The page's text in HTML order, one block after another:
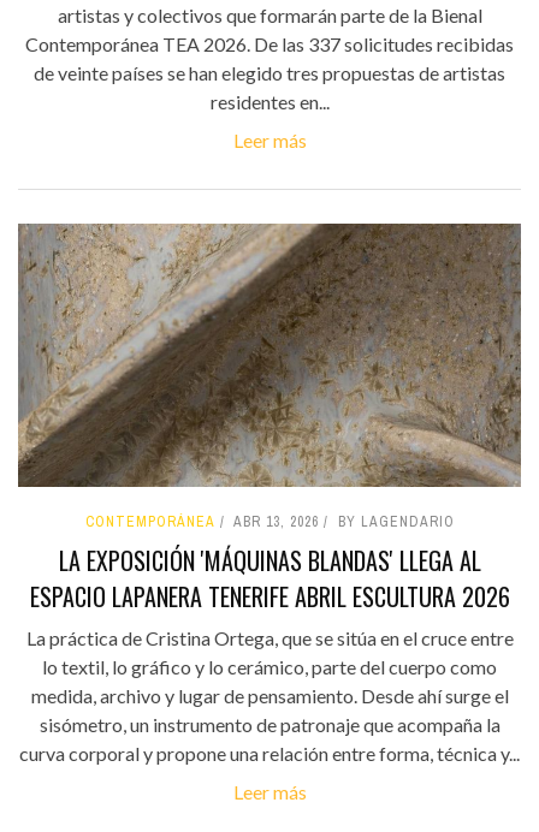
artistas y colectivos que formarán parte de la Bienal
Contemporánea TEA 2026. De las 337 solicitudes recibidas
de veinte países se han elegido tres propuestas de artistas
residentes en...
Leer más
CONTEMPORÁNEA ABR 13, 2026 BY LAGENDARIO
LA EXPOSICIÓN 'MÁQUINAS BLANDAS' LLEGA AL
ESPACIO LAPANERA TENERIFE ABRIL ESCULTURA 2026
La práctica de Cristina Ortega, que se sitúa en el cruce entre
lo textil, lo gráfico y lo cerámico, parte del cuerpo como
medida, archivo y lugar de pensamiento. Desde ahí surge el
sisómetro, un instrumento de patronaje que acompaña la
curva corporal y propone una relación entre forma, técnica y...
Leer más